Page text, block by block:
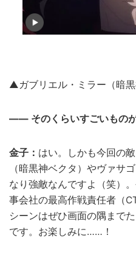
▲ガブリエル・ミラー（暗黒
―― そのくらいすごいものが
金子： はい。しかも今回の
（暗黒神ベクタ）やヴァサ
なり強敵なんですよ（笑）
事会社の最高作戦責任者（
シーンはぜひ画面の隅まで
です。お楽しみに……！